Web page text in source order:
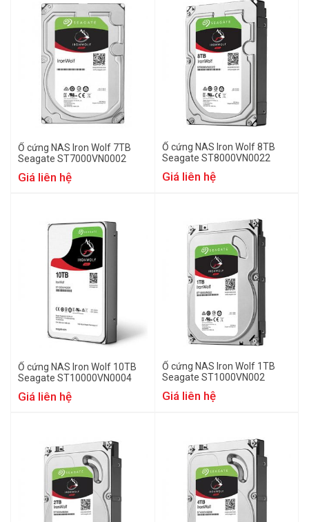
Ổ cứng NAS Iron Wolf 7TB
Seagate ST7000VN0002
Giá liên hệ
Ổ cứng NAS Iron Wolf 8TB
Seagate ST8000VN0022
Giá liên hệ
Ổ cứng NAS Iron Wolf 10TB
Seagate ST10000VN0004
Giá liên hệ
Ổ cứng NAS Iron Wolf 1TB
Seagate ST1000VN002
Giá liên hệ